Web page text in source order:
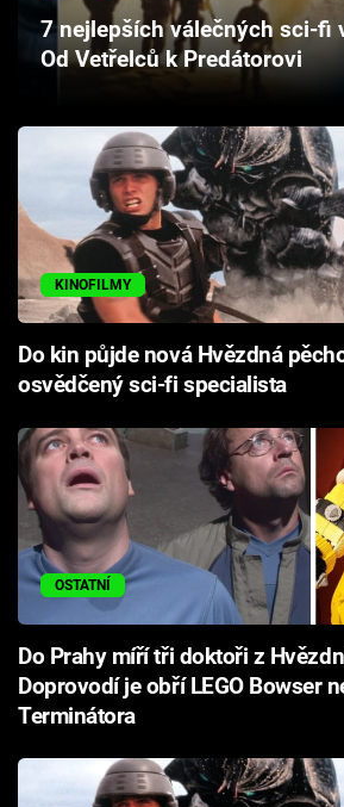
Pořady
Sledujte prima+
Přihlášení
Sledujte nás
7 nejlepších válečných sci-fi
Od Vetřelců k Predátorovi
KINOFILMY
Do kin půjde nová Hvězdná
osvědčený sci-fi specialista
OSTATNÍ
Do Prahy míří tři doktoři z
Doprovodí je obří LEGO Bowser
Terminátora